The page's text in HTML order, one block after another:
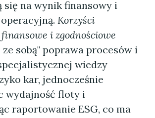
się na wynik finansowy i
Korzyści
i zgodnościowe
sobą" poprawa procesów i
wiedzy
kar, jednocześnie
wydajność floty i
raportowanie ESG, co ma